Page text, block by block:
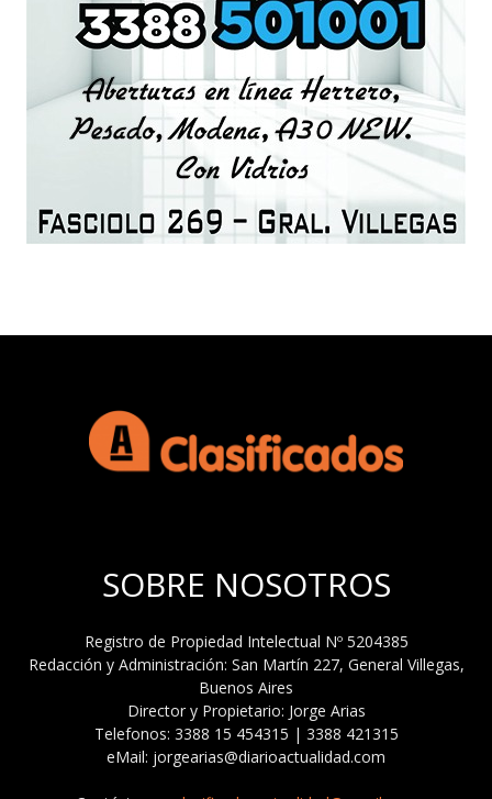
SOBRE NOSOTROS
Registro de Propiedad Intelectual Nº 5204385
Redacción y Administración: San Martín 227, General Villegas,
Buenos Aires
Director y Propietario: Jorge Arias
Telefonos: 3388 15 454315 | 3388 421315
eMail: jorgearias@diarioactualidad.com